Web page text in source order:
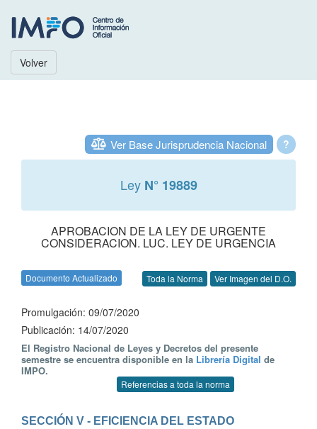
Volver
?
Ver Base Jurisprudencia Nacional
Ley N° 19889
APROBACION DE LA LEY DE URGENTE
CONSIDERACION. LUC. LEY DE URGENCIA
Documento Actualizado Toda la Norma Ver Imagen del D.O.
Promulgación: 09/07/2020
Publicación: 14/07/2020
El Registro Nacional de Leyes y Decretos del presente
semestre se encuentra disponible en la Librería Digital de
IMPO.
Referencias a toda la norma
SECCIÓN V - EFICIENCIA DEL ESTADO